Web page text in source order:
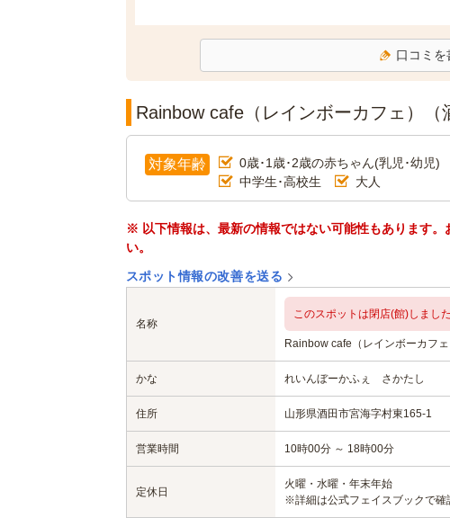
口コミを
Rainbow cafe（レインボーカフェ）（
対象年齢 0歳･1歳･2歳の赤ちゃん(乳児･幼児)
中学生･高校生
大人
※ 以下情報は、最新の情報ではない可能性もあります
い。
スポット情報の改善を送る
名称
このスポットは閉店(館)しました
Rainbow cafe（レインボーカフェ
かな れいんぼーかふぇ さかたし
住所 山形県酒田市宮海字村東165-1
営業時間 10時00分 ～ 18時00分
定休日
火曜・水曜・年末年始
※詳細は公式フェイスブックで確